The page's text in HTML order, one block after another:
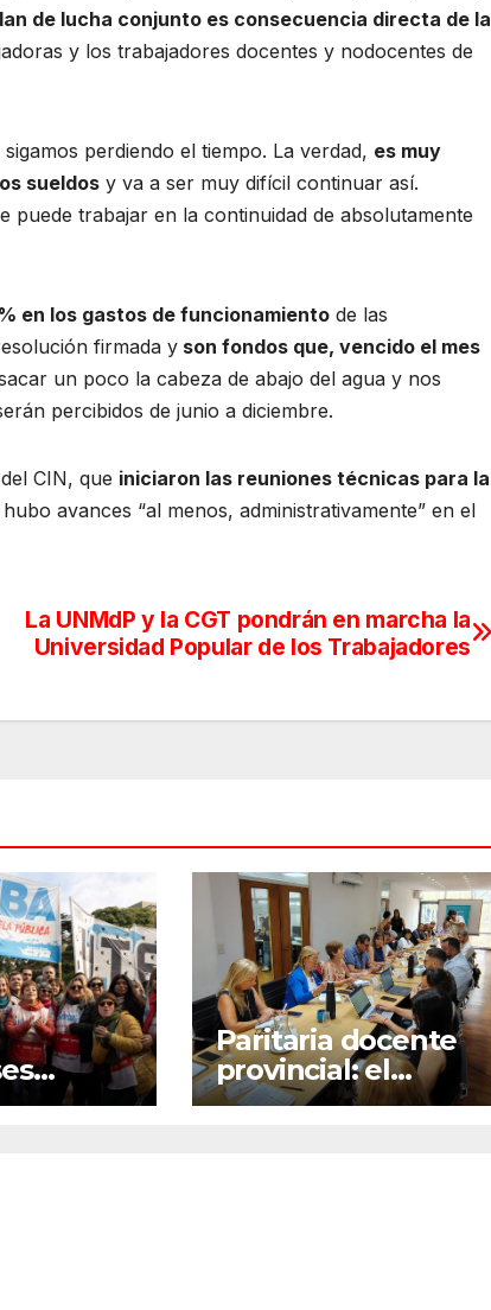
de lucha conjunto es consecuencia directa de la
y los trabajadores docentes y nodocentes de
perdiendo el tiempo. La verdad, es muy
sueldos y va a ser muy difícil continuar así.
trabajar en la continuidad de absolutamente
en los gastos de funcionamiento de las
firmada y son fondos que, vencido el mes
un poco la cabeza de abajo del agua y nos
percibidos de junio a diciembre.
CIN, que iniciaron las reuniones técnicas para la
avances “al menos, administrativamente” en el
La UNMdP y la CGT pondrán en marcha la
Universidad Popular de los Trabajadores
oferta
Paritaria docente
provincial: el
Gobierno presentó